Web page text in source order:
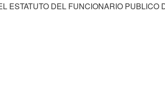
ESTATUTO DEL FUNCIONARIO